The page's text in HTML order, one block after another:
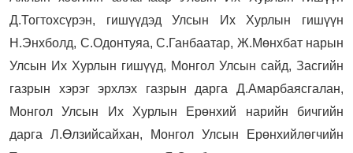
Д.Тогтохсүрэн, гишүүдэд Улсын Их Хурлын гишүүн
Н.Энхболд, С.Одонтуяа, С.Ганбаатар, Ж.Мөнхбат нарын
Улсын Их Хурлын гишүүд, Монгол Улсын сайд, Засгийн
газрын хэрэг эрхлэх газрын дарга Д.Амарбаясгалан,
Монгол Улсын Их Хурлын Ерөнхий нарийн бичгийн
дарга Л.Өлзийсайхан, Монгол Улсын Ерөнхийлөгчийн